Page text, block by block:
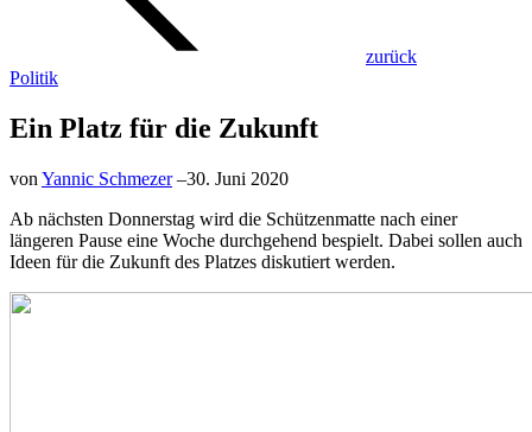
zurück
Politik
Ein Platz für die Zukunft
von Yannic Schmezer –30. Juni 2020
Ab nächsten Donnerstag wird die Schützenmatte nach einer
längeren Pause eine Woche durchgehend bespielt. Dabei sollen auch
Ideen für die Zukunft des Platzes diskutiert werden.